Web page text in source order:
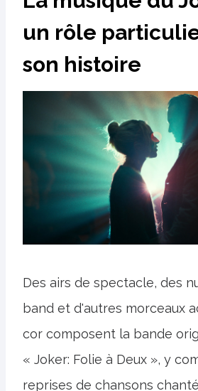
un rôle
son histoire
Des airs de spectacle, des
band et d'autres morceaux
cor composent la bande
« Joker: Folie à Deux », y
reprises de chansons